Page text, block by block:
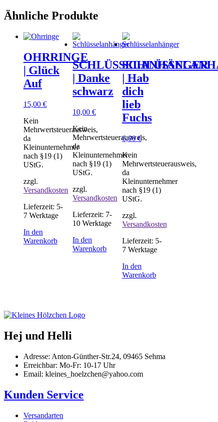
Ähnliche Produkte
OHRRINGE
| Glück
Auf
15,00 €
Kein
Mehrwertsteuerausweis,
da
Kleinunternehmer
nach §19 (1)
UStG.
zzgl.
Versandkosten
Lieferzeit: 5-
7 Werktage
In den
Warenkorb
SCHLÜSSELANHÄNGER
| Danke
schwarz
10,00€
Kein
Mehrwertsteuerausweis,
da
Kleinunternehmer
nach §19 (1)
UStG.
zzgl.
Versandkosten
Lieferzeit: 7-
10 Werktage
In den
Warenkorb
| Hab
dich
lieb
Fuchs
6,00€
Kein
Mehrwertsteuerausweis,
da
Kleinunternehmer
nach §19 (1)
UStG.
zzgl.
Versandkosten
Lieferzeit: 5-
7 Werktage
In den
Warenkorb
Hej und Helli
Adresse: Anton-Günther-Str.24, 09465 Sehma
Erreichbar: Mo-Fr: 10-17 Uhr
Email: kleines_hoelzchen@yahoo.com
Kunden Service
Versandarten